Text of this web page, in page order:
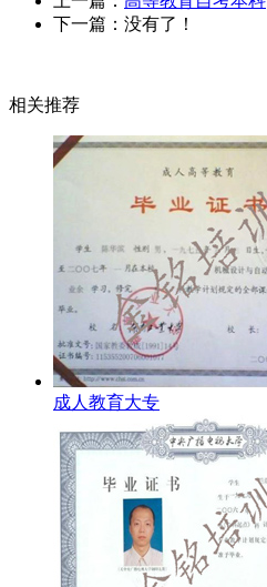
下一篇：没有了！
相关推荐
成人教育大专